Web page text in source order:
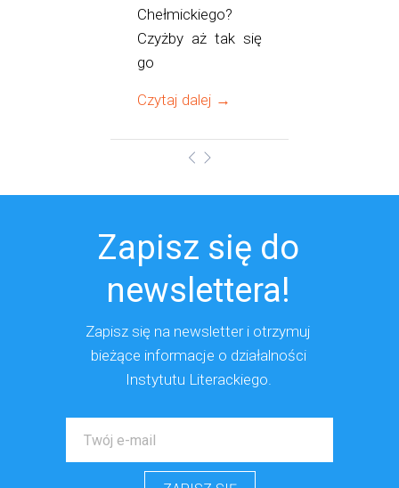
Chełmickiego?
Czyżby aż tak się
go
Czytaj dalej →
Zapisz się do
newslettera!
Zapisz się na newsletter i otrzymuj
bieżące informacje o działalności
Instytutu Literackiego.